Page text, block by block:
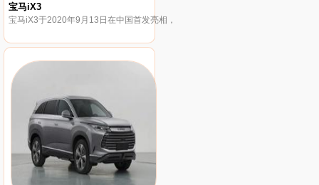
宝马iX3
宝马iX3于2020年9月13日在中国首发亮相，